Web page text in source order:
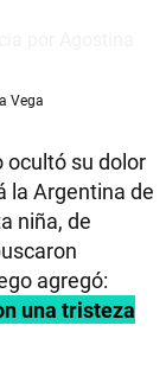
Vega
ocultó su dolor
la Argentina de
niña, de
agregó:
una tristeza